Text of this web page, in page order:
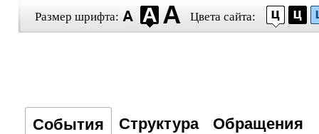
Размер шрифта: Цвета сайта:
События Структура Обращения